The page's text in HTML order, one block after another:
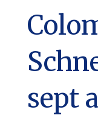
sept